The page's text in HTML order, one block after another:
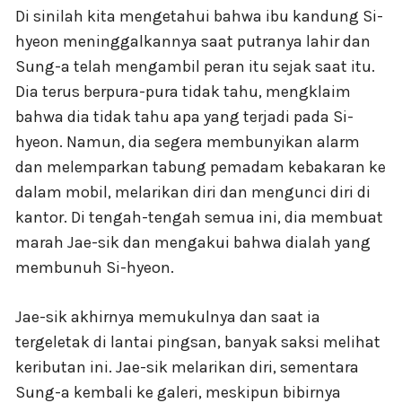
Di sinilah kita mengetahui bahwa ibu kandung Si-
hyeon meninggalkannya saat putranya lahir dan
Sung-a telah mengambil peran itu sejak saat itu.
Dia terus berpura-pura tidak tahu, mengklaim
bahwa dia tidak tahu apa yang terjadi pada Si-
hyeon. Namun, dia segera membunyikan alarm
dan melemparkan tabung pemadam kebakaran ke
dalam mobil, melarikan diri dan mengunci diri di
kantor. Di tengah-tengah semua ini, dia membuat
marah Jae-sik dan mengakui bahwa dialah yang
membunuh Si-hyeon.
Jae-sik akhirnya memukulnya dan saat ia
tergeletak di lantai pingsan, banyak saksi melihat
keributan ini. Jae-sik melarikan diri, sementara
Sung-a kembali ke galeri, meskipun bibirnya